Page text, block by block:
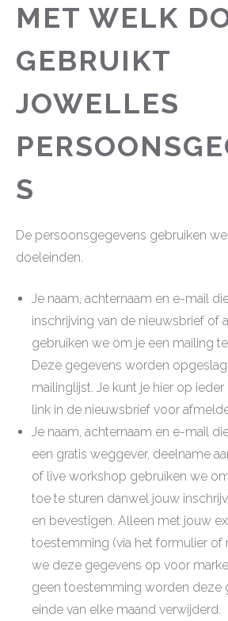
MET WELK
GEBRUIKT
JOWELLES
S
De persoonsgegevens gebruiken
doeleinden.
Je naam, achternaam en e-mail
inschrijving van de nieuwsbrief of
gebruiken we om je een mailing
Deze gegevens worden
mailinglijst. Je kunt je hier op
link in de nieuwsbrief voor
Je naam, achternaam en e-mail
een gratis weggever, deelname
of live workshop gebruiken we
toe te sturen danwel jouw
en bevestigen. Alleen met jouw
toestemming (via het formulier of
we deze gegevens op voor
geen toestemming worden deze
einde van elke maand verwijderd.